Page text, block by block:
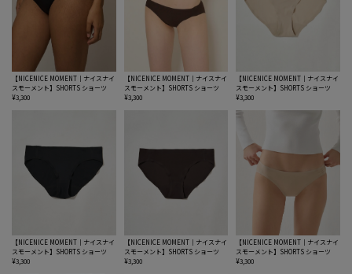
【NICENICE MOMENT｜ナイスナイ
スモーメント】SHORTS ショーツ
¥3,300
【NICENICE MOMENT｜ナイスナイ
スモーメント】SHORTS ショーツ
¥3,300
【NICENICE MOMENT｜ナイスナイ
スモーメント】SHORTS ショーツ
¥3,300
【NICENICE MOMENT｜ナイスナイ
スモーメント】SHORTS ショーツ
¥3,300
【NICENICE MOMENT｜ナイスナイ
スモーメント】SHORTS ショーツ
¥3,300
【NICENICE MOMENT｜ナイスナイ
スモーメント】SHORTS ショーツ
¥3,300